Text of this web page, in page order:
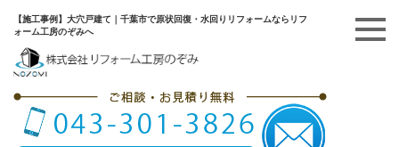
【施工事例】大穴戸建て｜千葉市で原状回復・水回りリフォームならリフ
ォーム工房のぞみへ